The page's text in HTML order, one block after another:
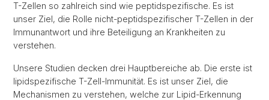
T-Zellen so zahlreich sind wie peptidspezifische. Es ist
unser Ziel, die Rolle nicht-peptidspezifischer T-Zellen in der
Immunantwort und ihre Beteiligung an Krankheiten zu
verstehen.
Unsere Studien decken drei Hauptbereiche ab. Die erste ist
lipidspezifische T-Zell-Immunität. Es ist unser Ziel, die
Mechanismen zu verstehen, welche zur Lipid-Erkennung